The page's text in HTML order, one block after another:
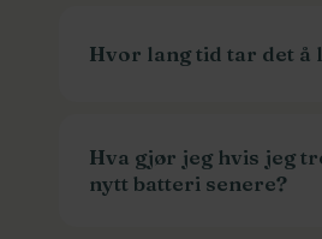
Hvor lang tid tar det å
Men det varierer også
batteristørrelse og
Hva gjør jeg hvis jeg
nytt batteri senere?